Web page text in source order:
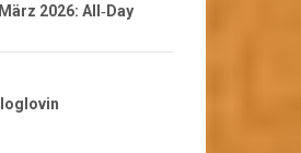
2026: All‑Day